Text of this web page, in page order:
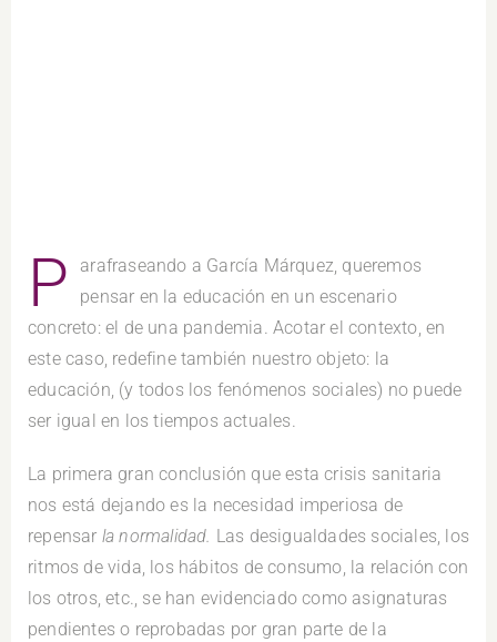
P
arafraseando a García Márquez, queremos
pensar en la educación en un escenario
concreto: el de una pandemia. Acotar el contexto, en
este caso, redefine también nuestro objeto: la
educación, (y todos los fenómenos sociales) no puede
ser igual en los tiempos actuales.
La primera gran conclusión que esta crisis sanitaria
nos está dejando es la necesidad imperiosa de
repensar la normalidad. Las desigualdades sociales, los
ritmos de vida, los hábitos de consumo, la relación con
los otros, etc., se han evidenciado como asignaturas
pendientes o reprobadas por gran parte de la